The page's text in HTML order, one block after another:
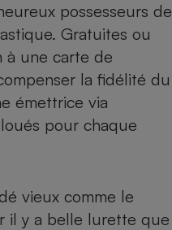
possesseurs de
Gratuites ou
à une carte de
la fidélité du
émettrice via
pour chaque
vieux comme le
il y a belle lurette que
Complément
alimentaire
bouteille
Assurance emprunteur
Banque
Gros électroménager
Petit électroménager -
Téléphonie
Mutuelle